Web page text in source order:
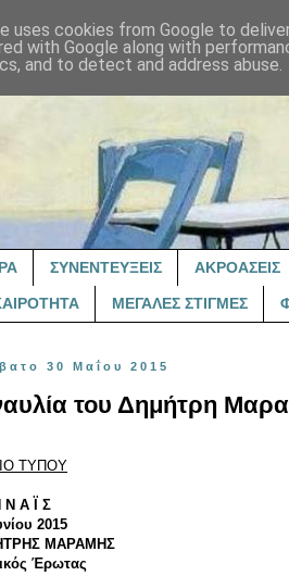
ΣΥΝΕΝΤΕΥΞΕΙΣ ΑΚΡΟΑΣΕΙΣ
ΜΕΓΑΛΕΣ ΣΤΙΓΜΕΣ
30 Μαΐου 2015
του Δημήτρη
ΤΥΠΟΥ
Α Ϊ Σ
2015
ΜΑΡΑΜΗΣ
Έρωτας
uses cookies from Google to
with Google along with
and to detect and address abuse.